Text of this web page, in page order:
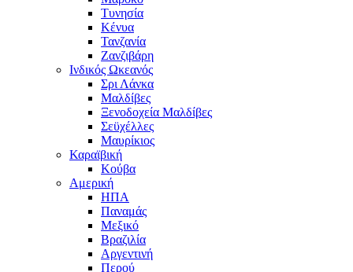
Τυνησία
Κένυα
Τανζανία
Ζανζιβάρη
Ινδικός Ωκεανός
Σρι Λάνκα
Μαλδίβες
Ξενοδοχεία Μαλδίβες
Σεϋχέλλες
Μαυρίκιος
Καραϊβική
Κούβα
Αμερική
ΗΠΑ
Παναμάς
Μεξικό
Βραζιλία
Αργεντινή
Περού